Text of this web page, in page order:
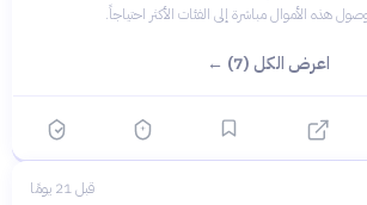
هذه الأموال مباشرة إلى الفئات الأكثر احتياجاً.
اعرض الكل (7) ←
قبل 21 يومًا